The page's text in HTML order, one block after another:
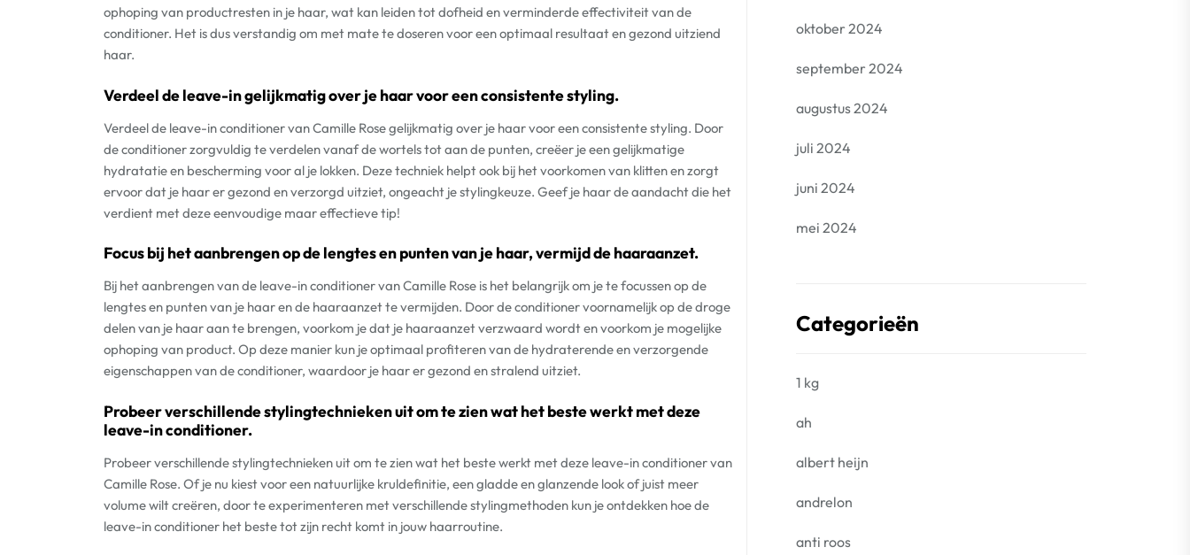
ophoping van productresten in je haar, wat kan leiden tot dofheid en verminderde effectiviteit van de
conditioner. Het is dus verstandig om met mate te doseren voor een optimaal resultaat en gezond uitziend
haar.
Verdeel de leave-in gelijkmatig over je haar voor een consistente styling.
Verdeel de leave-in conditioner van Camille Rose gelijkmatig over je haar voor een consistente styling. Door
de conditioner zorgvuldig te verdelen vanaf de wortels tot aan de punten, creëer je een gelijkmatige
hydratatie en bescherming voor al je lokken. Deze techniek helpt ook bij het voorkomen van klitten en zorgt
ervoor dat je haar er gezond en verzorgd uitziet, ongeacht je stylingkeuze. Geef je haar de aandacht die het
verdient met deze eenvoudige maar effectieve tip!
Focus bij het aanbrengen op de lengtes en punten van je haar, vermijd de haaraanzet.
Bij het aanbrengen van de leave-in conditioner van Camille Rose is het belangrijk om je te focussen op de
lengtes en punten van je haar en de haaraanzet te vermijden. Door de conditioner voornamelijk op de droge
delen van je haar aan te brengen, voorkom je dat je haaraanzet verzwaard wordt en voorkom je mogelijke
ophoping van product. Op deze manier kun je optimaal profiteren van de hydraterende en verzorgende
eigenschappen van de conditioner, waardoor je haar er gezond en stralend uitziet.
Probeer verschillende stylingtechnieken uit om te zien wat het beste werkt met deze
leave-in conditioner.
Probeer verschillende stylingtechnieken uit om te zien wat het beste werkt met deze leave-in conditioner van
Camille Rose. Of je nu kiest voor een natuurlijke kruldefinitie, een gladde en glanzende look of juist meer
volume wilt creëren, door te experimenteren met verschillende stylingmethoden kun je ontdekken hoe de
leave-in conditioner het beste tot zijn recht komt in jouw haarroutine.
oktober 2024
september 2024
augustus 2024
juli 2024
juni 2024
mei 2024
Categorieën
1 kg
ah
albert heijn
andrelon
anti roos